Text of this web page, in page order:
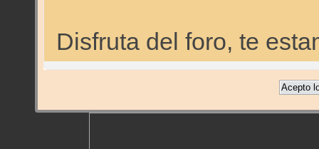
Disfruta del foro, te